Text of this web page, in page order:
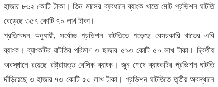
হাজার ৮৬২ কোটি টাকা। তিন মাসের ব্যবধানে ব্যাংক খাতে মোট প্রভিশন ঘাটতি
বেড়েছে ৩৫৭ কোটি ৭০ লাখ টাকা।
প্রতিবেদন অনুযায়ী, সর্বোচ্চ প্রভিশন ঘাটতিতে পড়েছে বেসরকারি খাতের এবি
ব্যাংক। ব্যাংকটির ঘাটতির পরিমাণ ৩ হাজার ৫৯৩ কোটি ৫০ লাখ টাকা। দ্বিতীয়
অবস্থানে রয়েছে রাষ্ট্রায়ত্ত বেসিক ব্যাংক। জুন শেষে ব্যাংকটির প্রভিশন ঘাটতি
দাঁড়িয়েছে ৩ হাজার ৭৩ কোটি ৫০ লাখ টাকা। প্রভিশন ঘাটতিতে তৃতীয় অবস্থানে